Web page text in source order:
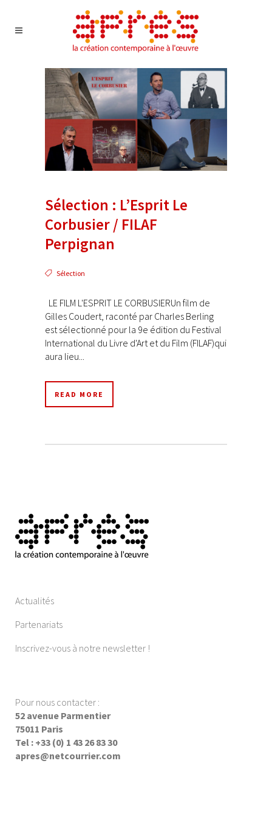
Sélection : L’Esprit Le
Corbusier / FILAF
Perpignan
Sélection
LE FILM L'ESPRIT LE CORBUSIERUn film de
Gilles Coudert, raconté par Charles Berling
est sélectionné pour la 9e édition du Festival
International du Livre d'Art et du Film (FILAF)qui
aura lieu...
READ MORE
Actualités
Partenariats
Inscrivez-vous à notre newsletter !
Pour nous contacter :
52 avenue Parmentier
75011 Paris
Tel : +33 (0) 1 43 26 83 30
apres@netcourrier.com